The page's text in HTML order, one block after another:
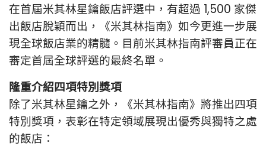
在首屆米其林星鑰飯店評選中，有超過 1,500 家傑
出飯店脫穎而出，《米其林指南》如今更進一步展
現全球飯店業的精髓。目前米其林指南評審員正在
審定首屆全球評選的最終名單。
隆重介紹四項特別獎項
除了米其林星鑰之外，《米其林指南》將推出四項
特別獎項，表彰在特定領域展現出優秀與獨特之處
的飯店：